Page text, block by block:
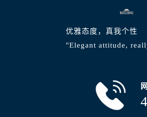
山西省运城市
山西省太原市
天津市和平区
安徽省蚌埠市
安徽省亳州市
安徽省池州市
优雅态度，真我个性
"Elegant attitude,